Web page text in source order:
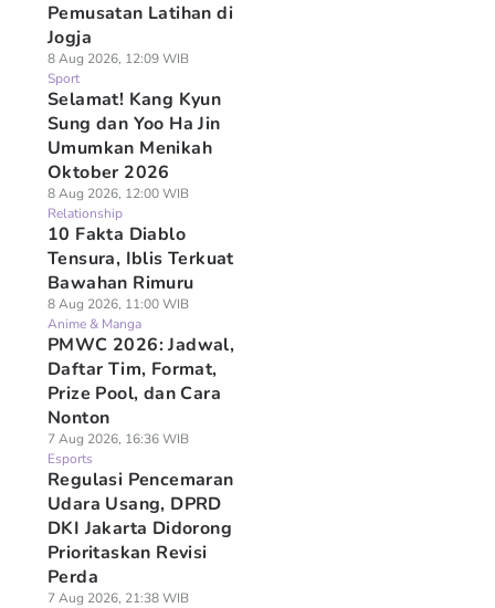
Pemusatan Latihan di
Jogja
8 Aug 2026, 12:09 WIB
Sport
Selamat! Kang Kyun
Sung dan Yoo Ha Jin
Umumkan Menikah
Oktober 2026
8 Aug 2026, 12:00 WIB
Relationship
10 Fakta Diablo
Tensura, Iblis Terkuat
Bawahan Rimuru
8 Aug 2026, 11:00 WIB
Anime & Manga
PMWC 2026: Jadwal,
Daftar Tim, Format,
Prize Pool, dan Cara
Nonton
7 Aug 2026, 16:36 WIB
Esports
Regulasi Pencemaran
Udara Usang, DPRD
DKI Jakarta Didorong
Prioritaskan Revisi
Perda
7 Aug 2026, 21:38 WIB